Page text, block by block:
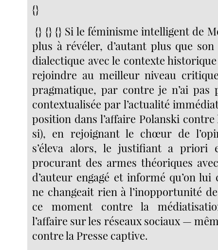
{}
{} {} {} Si le féminisme intelligent de
plus à révéler, d’autant plus que son
dialectique avec le contexte
rejoindre au meilleur niveau
pragmatique, par contre je n’ai pas
contextualisée par l’actualité
position dans l’affaire Polanski contre
si), en rejoignant le chœur de
s’éleva alors, le justifiant a priori
procurant des armes théoriques
d’auteur engagé et informé qu’on
ne changeait rien à l’inopportunité
ce moment contre la
l’affaire sur les réseaux sociaux —
contre la Presse captive.